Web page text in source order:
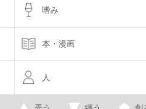
嗜み
本・漫画
人